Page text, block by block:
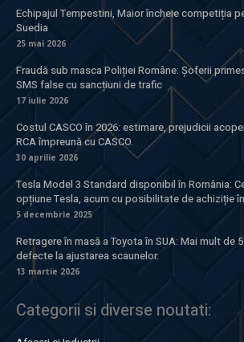
Echipajul Tempestini, Maior încheie competiția
Suedia
25 mai 2026
Fraudă sub masca Poliției Române: Șoferii
SMS false cu sancțiuni de trafic
17 iulie 2026
Costul CASCO în 2026: estimare, prejudicii
RCA împreună cu CASCO.
30 aprilie 2026
Tesla Model 3 Standard disponibil în România:
opțiune Tesla, acum cu posibilitate de achiziție
5 decembrie 2025
Retragere în masă a Toyota în SUA: Mai mult de
defecte la ajustarea scaunelor.
13 martie 2026
Categorii si diverse noutati: